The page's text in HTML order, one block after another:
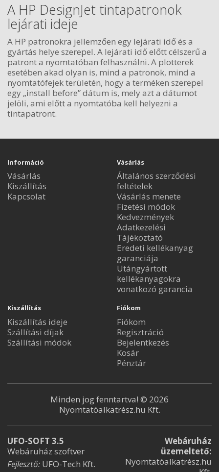
A HP DesignJet tintapatronok
lejárati ideje
A HP patronokra jellemzően egy lejárati idő és a
gyártás helye szerepel. A lejárati idő előtt célszerű a
patront a nyomtatóban felhasználni. A plotterek
esetében akad olyan is, mind a patronok, mind a
nyomtatófejek területén, hogy a terméken szerepel
egy „install before” dátum is, mely azt a dátumot
jelöli, ami előtt a nyomtatóba kell helyezni a
tintapatront.
Információ
Vásárlás
Kiszállítás
Kapcsolat
Vásárlás
Általános szerződési
feltételek
Vásárlás menete
Fizetési módok
Kedvezmények
Adatkezelési
Tájékoztató
Eredeti kellékanyag
garanciája
Utángyártott
kellékanyagokra
vonatkozó garancia
Kiszállítás
Kiszállítás ideje
Szállítási díjak
Szállítási módok
Fiókom
Fiókom
Regisztráció
Bejelentkezés
Kosár
Pénztár
Minden jog fenntartva! © 2026
Nyomtatóalkatrész.hu Kft.
UFO-SOFT 3.5
Webáruház szoftver
Fejlesztő: UFO-Tech Kft.
Webáruház
üzemeltető:
Nyomtatóalkatrész.hu